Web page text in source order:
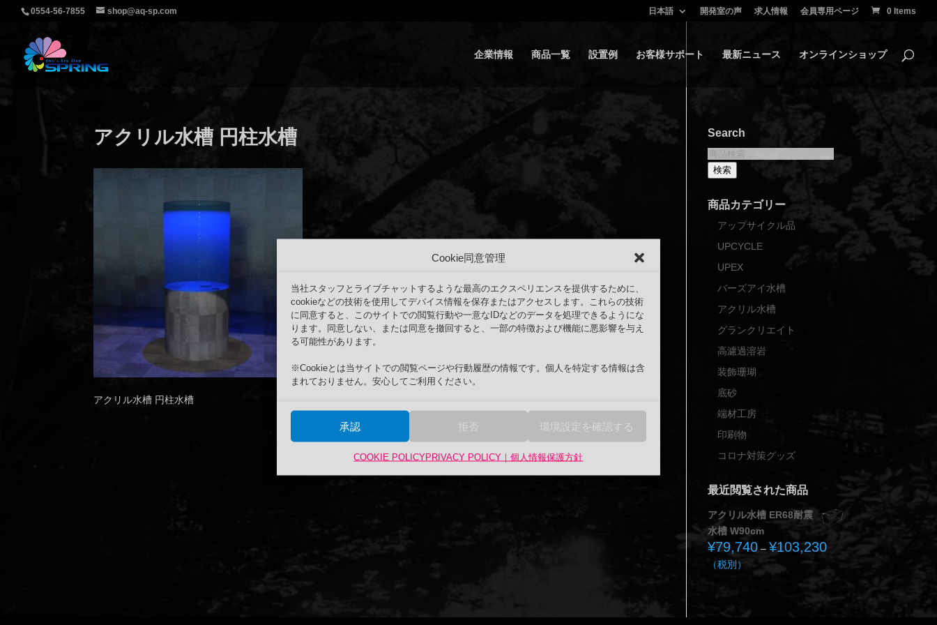
Cookie同意管理
当社スタッフとライブチャットするような最高のエクスペリエンスを提供するために、
cookieなどの技術を使用してデバイス情報を保存またはアクセスします。これらの技術
に同意すると、このサイトでの閲覧行動や一意なIDなどのデータを処理できるようにな
ります。同意しない、または同意を撤回すると、一部の特徴および機能に悪影響を与え
る可能性があります。
※Cookieとは当サイトでの閲覧ページや行動履歴の情報です。個人を特定する情報は含
まれておりません。安心してご利用ください。
承認 拒否 環境設定を確認する
COOKIE POLICYPRIVACY POLICY｜個人情報保護方針
0554-56-7855 shop@aq-sp.com 日本語 開発室の声 求人情報 会員専用ページ 0 Items
企業情報 商品一覧 設置例 お客様サポート 最新ニュース オンラインショップ
アクリル水槽 円柱水槽
アクリル水槽 円柱水槽
Search
検
索
象:
検索
商品カテゴリー
アップサイクル品
UPCYCLE
UPEX
バーズアイ水槽
アクリル水槽
グランクリエイト
高濾過溶岩
装飾珊瑚
底砂
端材工房
印刷物
コロナ対策グッズ
最近閲覧された商品
アクリル水槽 ER68耐震
水槽 W90cm
¥79,740 – ¥103,230価
（税別）